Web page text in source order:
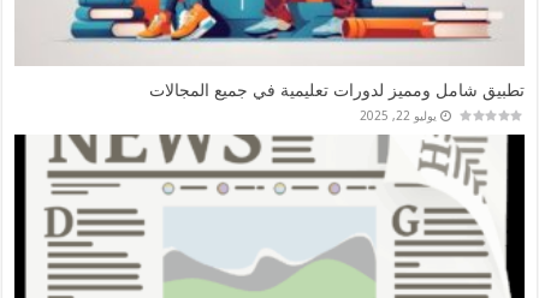
تطبيق أليسون للتعليم الأكاديمي
يوليو 30, 2025